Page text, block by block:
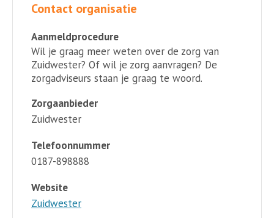
Contact organisatie
Aanmeldprocedure
Wil je graag meer weten over de zorg van
Zuidwester? Of wil je zorg aanvragen? De
zorgadviseurs staan je graag te woord.
Zorgaanbieder
Zuidwester
Telefoonnummer
0187-898888
Website
Zuidwester